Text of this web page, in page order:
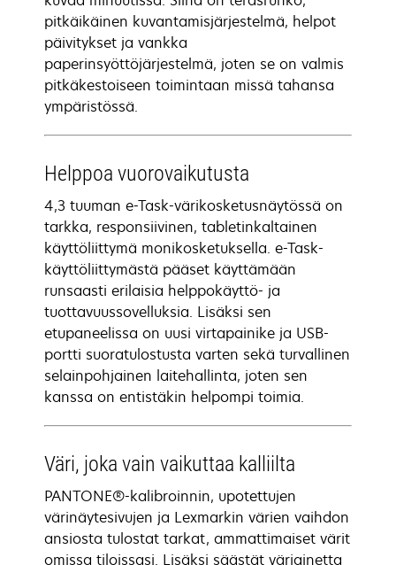
pitkäikäinen kuvantamisjärjestelmä, helpot
päivitykset ja vankka
paperinsyöttöjärjestelmä, joten se on valmis
pitkäkestoiseen toimintaan missä tahansa
ympäristössä.
Helppoa vuorovaikutusta
4,3 tuuman e-Task-värikosketusnäytössä on
tarkka, responsiivinen, tabletinkaltainen
käyttöliittymä monikosketuksella. e-Task-
käyttöliittymästä pääset käyttämään
runsaasti erilaisia helppokäyttö- ja
tuottavuussovelluksia. Lisäksi sen
etupaneelissa on uusi virtapainike ja USB-
portti suoratulostusta varten sekä turvallinen
selainpohjainen laitehallinta, joten sen
kanssa on entistäkin helpompi toimia.
Väri, joka vain vaikuttaa kalliilta
PANTONE®-kalibroinnin, upotettujen
värinäytesivujen ja Lexmarkin värien vaihdon
ansiosta tulostat tarkat, ammattimaiset värit
omissa tiloissasi. Lisäksi säästät väriainetta